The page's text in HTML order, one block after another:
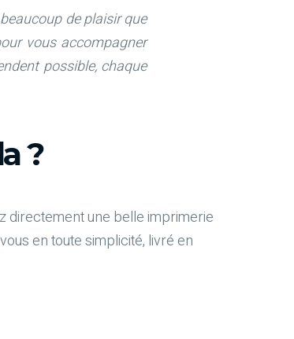
beaucoup de plaisir que
vous accompagner
possible, chaque
?
directement une belle imprimerie
en toute simplicité, livré en